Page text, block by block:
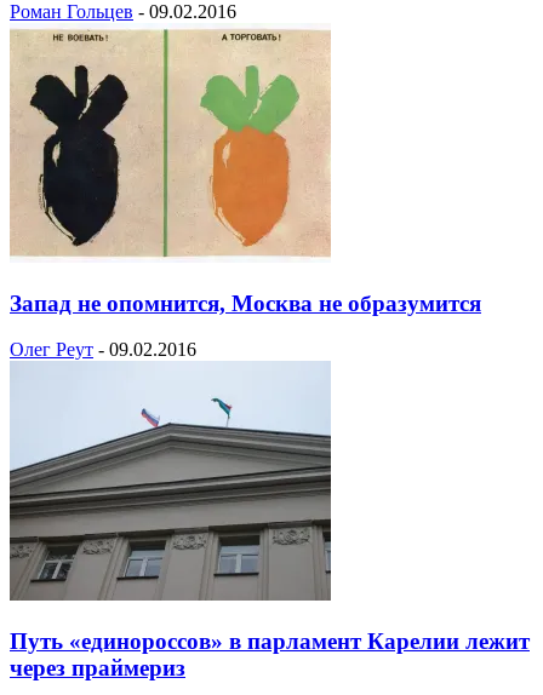
Роман Гольцев - 09.02.2016
Запад не опомнится, Москва не образумится
Олег Реут - 09.02.2016
Путь «единороссов» в парламент Карелии лежит
через праймериз